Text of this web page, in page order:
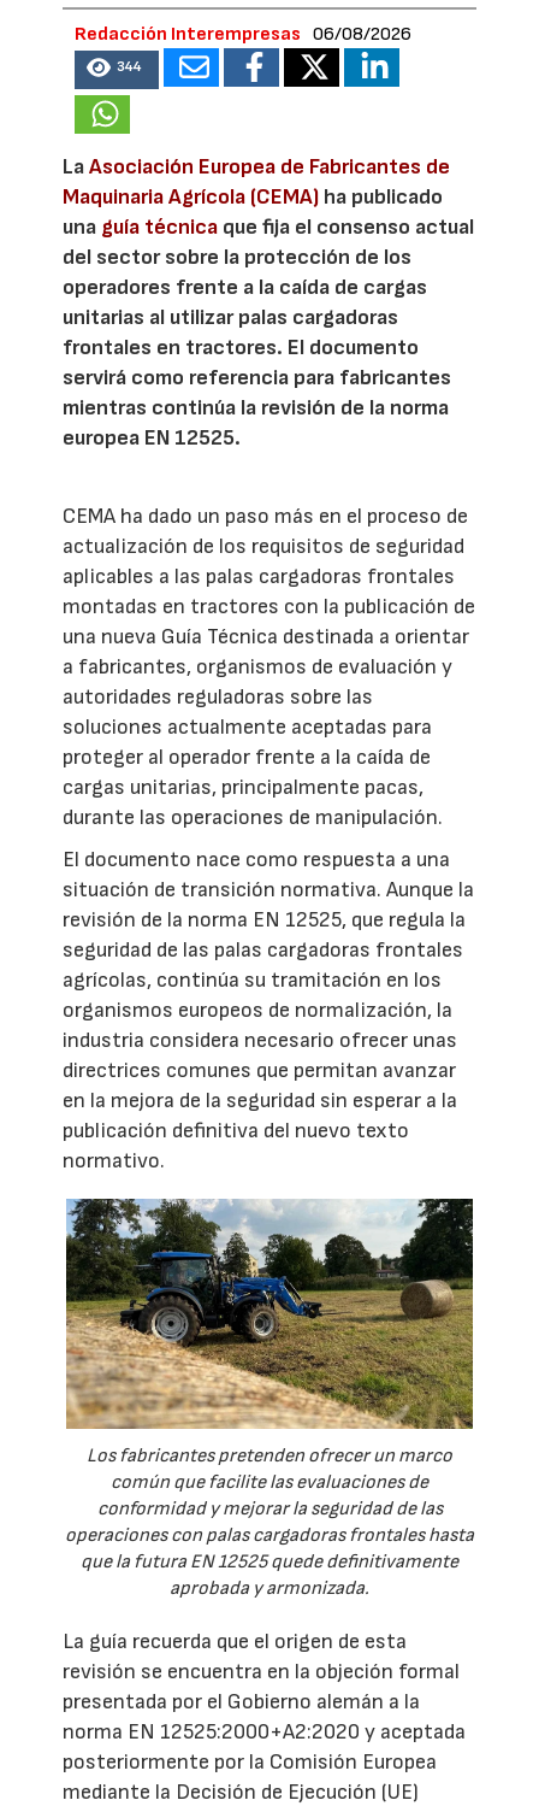
Redacción Interempresas 06/08/2026
344
LaAsociación Europea de Fabricantes de
Maquinaria Agrícola (CEMA) ha publicado
una guía técnica que fija el consenso actual
del sector sobre la protección de los
operadores frente a la caída de cargas
unitarias al utilizar palas cargadoras
frontales en tractores. El documento
servirá como referencia para fabricantes
mientras continúa la revisión de la norma
europea EN 12525.
CEMA ha dado un paso más en el proceso de
actualización de los requisitos de seguridad
aplicables a las palas cargadoras frontales
montadas en tractores con la publicación de
una nueva Guía Técnica destinada a orientar
a fabricantes, organismos de evaluación y
autoridades reguladoras sobre las
soluciones actualmente aceptadas para
proteger al operador frente a la caída de
cargas unitarias, principalmente pacas,
durante las operaciones de manipulación.
El documento nace como respuesta a una
situación de transición normativa. Aunque la
revisión de la norma EN 12525, que regula la
seguridad de las palas cargadoras frontales
agrícolas, continúa su tramitación en los
organismos europeos de normalización, la
industria considera necesario ofrecer unas
directrices comunes que permitan avanzar
en la mejora de la seguridad sin esperar a la
publicación definitiva del nuevo texto
normativo.
Los fabricantes pretenden ofrecer un marco
común que facilite las evaluaciones de
conformidad y mejorar la seguridad de las
operaciones con palas cargadoras frontales hasta
que la futura EN 12525 quede definitivamente
aprobada y armonizada.
La guía recuerda que el origen de esta
revisión se encuentra en la objeción formal
presentada por el Gobierno alemán a la
norma EN 12525:2000+A2:2020 y aceptada
posteriormente por la Comisión Europea
mediante la Decisión de Ejecución (UE)